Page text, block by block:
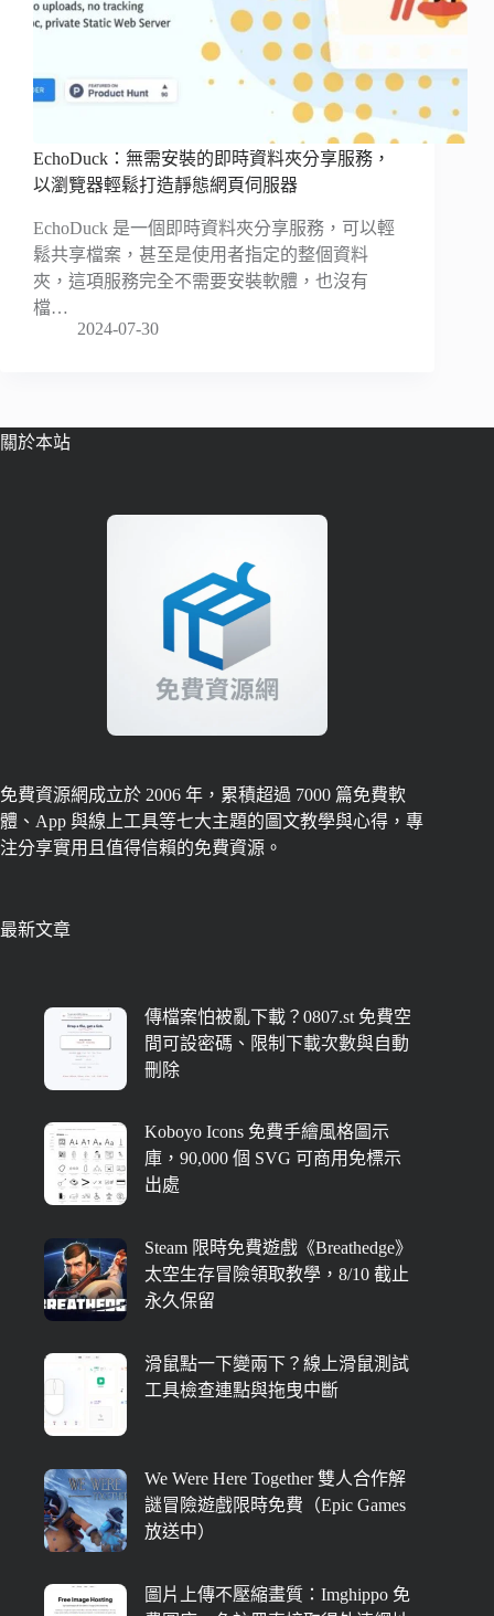
EchoDuck：無需安裝的即時資料夾分享服務，
以瀏覽器輕鬆打造靜態網頁伺服器
EchoDuck 是一個即時資料夾分享服務，可以輕
鬆共享檔案，甚至是使用者指定的整個資料
夾，這項服務完全不需要安裝軟體，也沒有
檔…
2024-07-30
關於本站
免費資源網成立於 2006 年，累積超過 7000 篇免費軟
體、App 與線上工具等七大主題的圖文教學與心得，專
注分享實用且值得信賴的免費資源。
最新文章
傳檔案怕被亂下載？0807.st 免費空
間可設密碼、限制下載次數與自動
刪除
Koboyo Icons 免費手繪風格圖示
庫，90,000 個 SVG 可商用免標示
出處
Steam 限時免費遊戲《Breathedge》
太空生存冒險領取教學，8/10 截止
永久保留
滑鼠點一下變兩下？線上滑鼠測試
工具檢查連點與拖曳中斷
We Were Here Together 雙人合作解
謎冒險遊戲限時免費（Epic Games
放送中）
圖片上傳不壓縮畫質：Imghippo 免